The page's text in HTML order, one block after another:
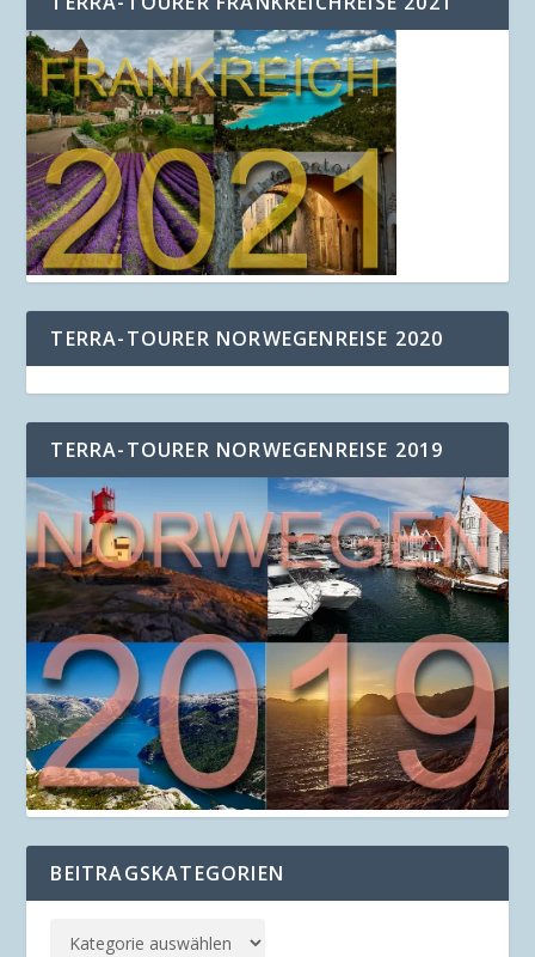
TERRA-TOURER NORWEGENREISE 2020
TERRA-TOURER NORWEGENREISE 2019
BEITRAGSKATEGORIEN